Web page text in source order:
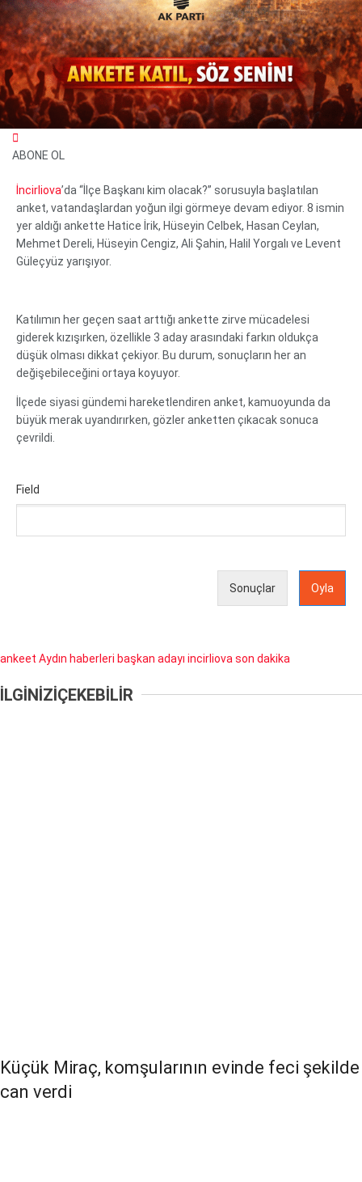
WhatsApp İhbar Hattı
Instagram
Youtube
ABONE OL
İncirliova’da “İlçe Başkanı kim olacak?” sorusuyla başlatılan
anket, vatandaşlardan yoğun ilgi görmeye devam ediyor. 8 ismin
yer aldığı ankette Hatice İrik, Hüseyin Celbek, Hasan Ceylan,
Mehmet Dereli, Hüseyin Cengiz, Ali Şahin, Halil Yorgalı ve Levent
Güleçyüz yarışıyor.
Katılımın her geçen saat arttığı ankette zirve mücadelesi
giderek kızışırken, özellikle 3 aday arasındaki farkın oldukça
düşük olması dikkat çekiyor. Bu durum, sonuçların her an
değişebileceğini ortaya koyuyor.
İlçede siyasi gündemi hareketlendiren anket, kamuoyunda da
büyük merak uyandırırken, gözler anketten çıkacak sonuca
çevrildi.
Field
Sonuçlar Oyla
ankeet Aydın haberleri başkan adayı incirliova son dakika
İLGİNİZİÇEKEBİLİR
Küçük Miraç, komşularının evinde feci şekilde
can verdi